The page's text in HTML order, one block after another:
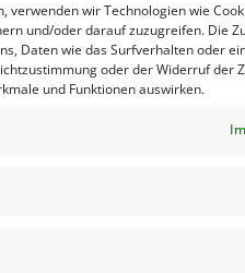
verwenden wir Technologien wie
und/oder darauf zuzugreifen. Die
Daten wie das Surfverhalten oder
oder der Widerruf der
und Funktionen auswirken.